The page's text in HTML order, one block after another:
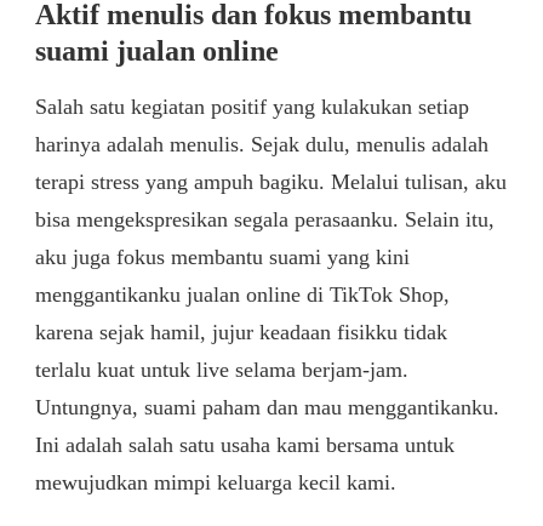
Aktif menulis dan fokus membantu
suami jualan online
Salah satu kegiatan positif yang kulakukan setiap
harinya adalah menulis. Sejak dulu, menulis adalah
terapi stress yang ampuh bagiku. Melalui tulisan, aku
bisa mengekspresikan segala perasaanku. Selain itu,
aku juga fokus membantu suami yang kini
menggantikanku jualan online di TikTok Shop,
karena sejak hamil, jujur keadaan fisikku tidak
terlalu kuat untuk live selama berjam-jam.
Untungnya, suami paham dan mau menggantikanku.
Ini adalah salah satu usaha kami bersama untuk
mewujudkan mimpi keluarga kecil kami.